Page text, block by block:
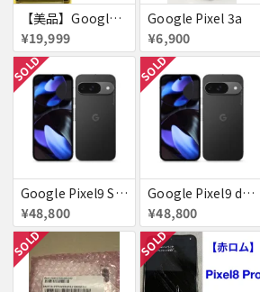
【美品】Google Pixel7 128GB 赤ロム
¥19,999
Google Pixel 3a
¥6,900
SOLD
Google Pixel9 SoftBank Obsidian SIMフリー 送料無料
¥48,800
SOLD
Google Pixel9 docomo Obsidian SIMフリー 送料無料
¥48,800
SOLD SOLD